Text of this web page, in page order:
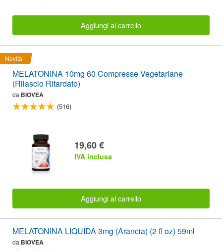
Aggiungi al carrello
Novità
MELATONINA 10mg 60 Compresse Vegetariane
(Rilascio Ritardato)
da BIOVEA
(516)
19,60 €
IVA inclusa
Aggiungi al carrello
MELATONINA LIQUIDA 3mg (Arancia) (2 fl oz) 59ml
da BIOVEA